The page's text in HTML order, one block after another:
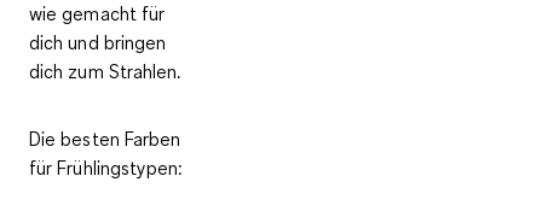
wie gemacht für
dich und bringen
dich zum Strahlen.
Die besten Farben
für Frühlingstypen: